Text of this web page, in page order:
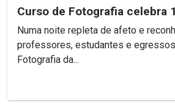
Curso de Fotografia celebra
Numa noite repleta de afeto e
professores, estudantes e
Fotografia da...